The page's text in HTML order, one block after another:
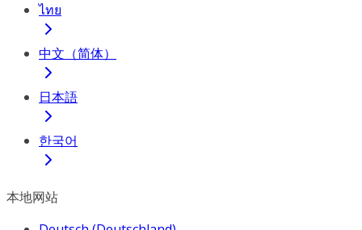
ไทย
中文（简体）
日本語
한국어
本地网站